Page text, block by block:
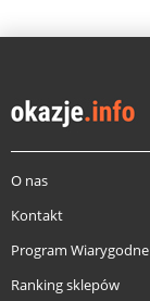
O nas
Kontakt
Program
Ranking sklepów